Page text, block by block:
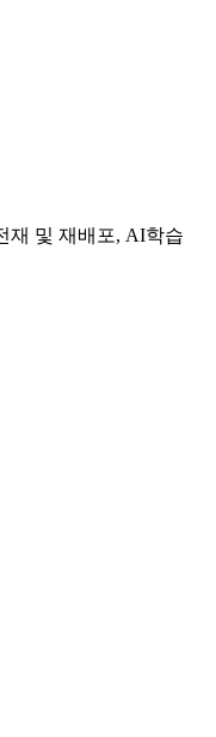
재 및 재배포, AI학습